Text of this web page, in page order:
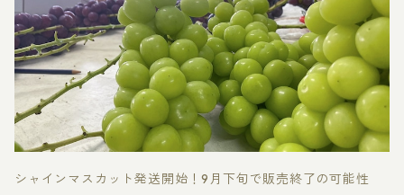
シャインマスカット発送開始！9月下旬で販売終了の可能性